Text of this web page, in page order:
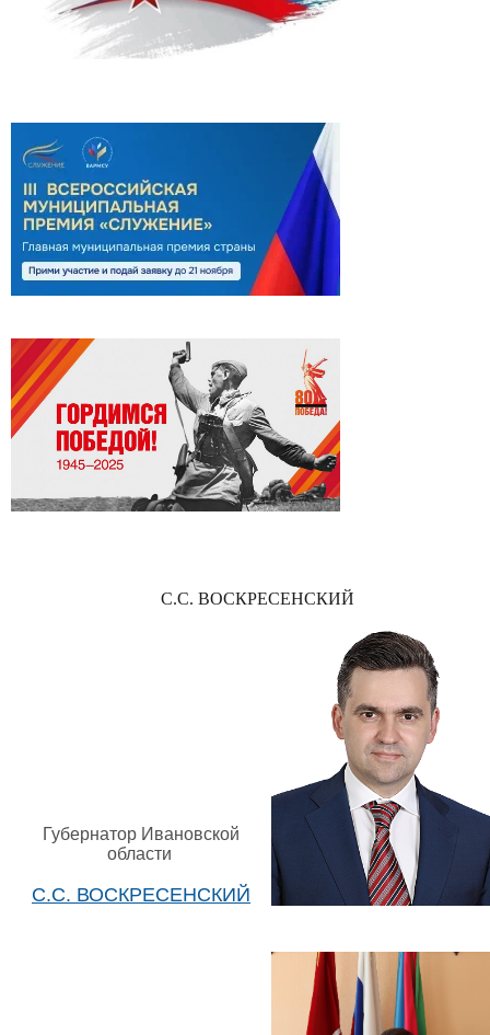
С.С. ВОСКРЕСЕНСКИЙ
Губернатор Ивановской
области
С.С. ВОСКРЕСЕНСКИЙ